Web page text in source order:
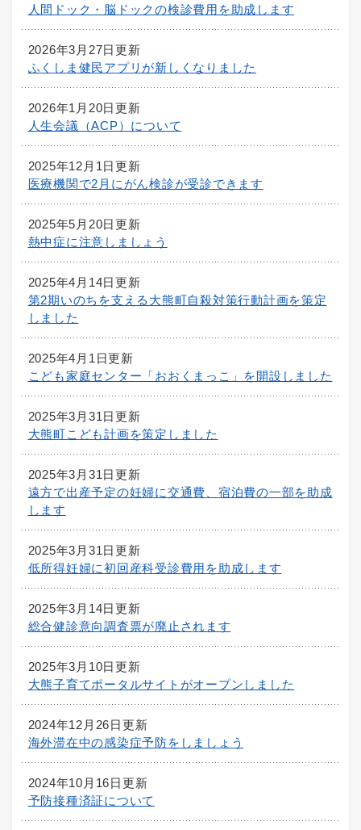
人間ドック・脳ドックの検診費用を助成します
2026年3月27日更新
ふくしま健民アプリが新しくなりました
2026年1月20日更新
人生会議（ACP）について
2025年12月1日更新
医療機関で2月にがん検診が受診できます
2025年5月20日更新
熱中症に注意しましょう
2025年4月14日更新
第2期いのちを支える大熊町自殺対策行動計画を策定
しました
2025年4月1日更新
こども家庭センター「おおくまっこ」を開設しました
2025年3月31日更新
大熊町こども計画を策定しました
2025年3月31日更新
遠方で出産予定の妊婦に交通費、宿泊費の一部を助成
します
2025年3月31日更新
低所得妊婦に初回産科受診費用を助成します
2025年3月14日更新
総合健診意向調査票が廃止されます
2025年3月10日更新
大熊子育てポータルサイトがオープンしました
2024年12月26日更新
海外滞在中の感染症予防をしましょう
2024年10月16日更新
予防接種済証について